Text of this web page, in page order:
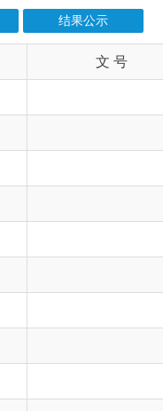
文 号 成文日期
2026-04-26
2026-04-16
2026-01-30
2025-06-03
2025-05-23
2025-04-29